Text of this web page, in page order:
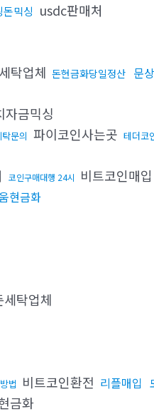
돈믹싱 usdc판매처
탁업체 돈현금화당일정산 문
자금믹싱
문의 파이코인사는곳 테더코
코인구매대행 24시 비트코인매입
현금화
세탁업체
법 비트코인환전 리플매입
금화